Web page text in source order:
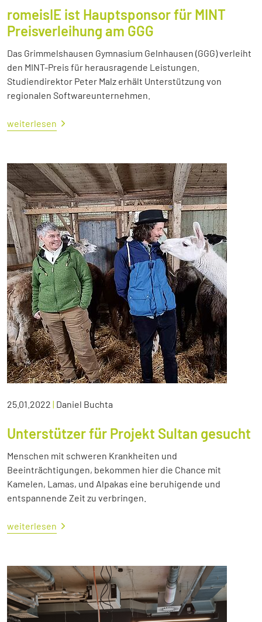
romeisIE ist Hauptsponsor für MINT
Preisverleihung am GGG
Das Grimmelshausen Gymnasium Gelnhausen (GGG) verleiht
den MINT-Preis für herausragende Leistungen.
Studiendirektor Peter Malz erhält Unterstützung von
regionalen Softwareunternehmen.
weiterlesen
25.01.2022 | Daniel Buchta
Unterstützer für Projekt Sultan gesucht
Menschen mit schweren Krankheiten und
Beeinträchtigungen, bekommen hier die Chance mit
Kamelen, Lamas, und Alpakas eine beruhigende und
entspannende Zeit zu verbringen.
weiterlesen